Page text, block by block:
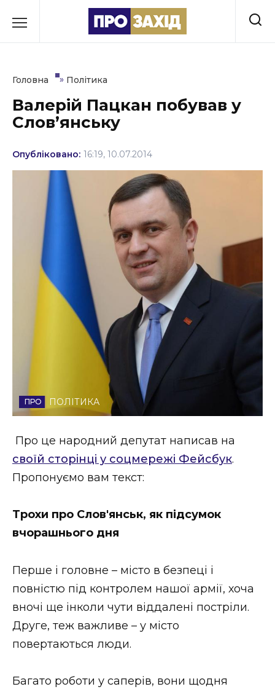
до
Культура
Освіта
Події
Політика
Соціум
Спорт
Стиль життя
Втрачений Ужгород
Втрачений Ужгород (відеоверсія)
ЗАКАРПАТСЬКІ НОВИНИ
НОВИНИ ЗАХІДНОЇ УКРАЇНИ
Головна » Політика
Валерій Пацкан побував у
Слов’янську
Опубліковано: 16:19, 10.07.2014
ПОЛІТИКА
Про це народний депутат написав на
своїй сторінці у соцмережі Фейсбук.
Пропонуємо вам текст:
Трохи про Слов'янськ, як підсумок
вчорашнього дня
Перше і головне – місто в безпеці і
повністю під контролем нашої армії, хоча
вночі ще інколи чути віддалені постріли.
Друге, теж важливе – у місто
повертаються люди.
Багато роботи у саперів, вони щодня